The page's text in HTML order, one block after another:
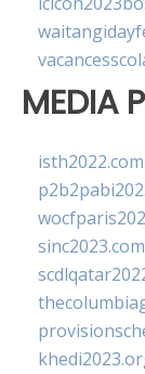
MEDIA
isth2022.com
sinc2023.com